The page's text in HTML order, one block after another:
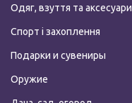
Одяг, взуття та аксесуари
Спорт і захоплення
Подарки и сувениры
Оружие